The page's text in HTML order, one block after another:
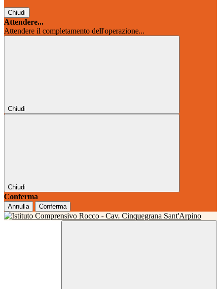
Chiudi
Attendere...
Attendere il completamento dell'operazione...
Chiudi
Chiudi
Conferma
Annulla Conferma